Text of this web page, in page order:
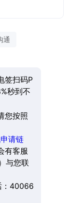
通
签扫码P
秒到不
您按照
请链
有客服
与您联
：40066